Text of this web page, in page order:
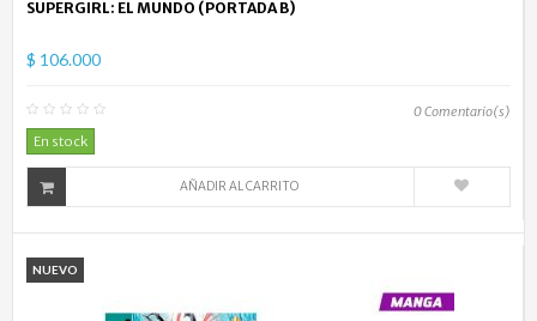
SUPERGIRL: EL MUNDO (PORTADA B)
$ 106.000
0Comentario(s)
En stock
AÑADIR AL CARRITO
NUEVO